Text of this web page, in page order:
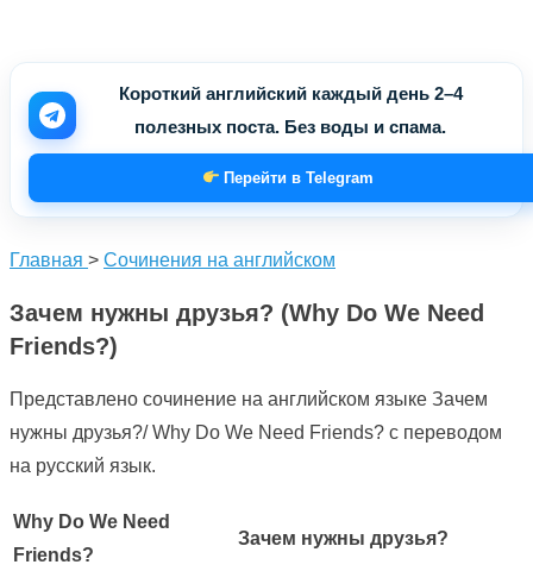
Короткий английский каждый день 2–4
полезных поста. Без воды и спама.
Перейти в Telegram
Главная > Сочинения на английском
Зачем нужны друзья? (Why Do We Need
Friends?)
Представлено сочинение на английском языке Зачем
нужны друзья?/ Why Do We Need Friends? с переводом
на русский язык.
Why Do We Need
Friends?
Зачем нужны друзья?